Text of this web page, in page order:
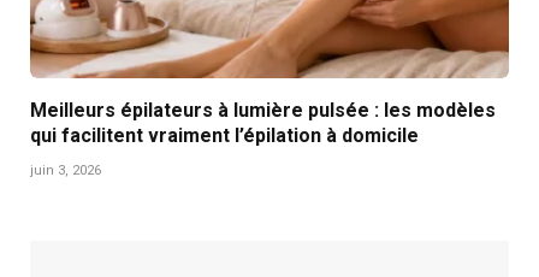
Meilleurs épilateurs à lumière pulsée : les modèles
qui facilitent vraiment l’épilation à domicile
juin 3, 2026